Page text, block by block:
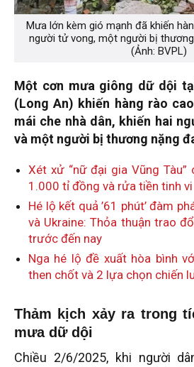
Mưa lớn kèm gió mạnh đã khiến
người tử vong, một người bị
(Ảnh: BVPL)
Một cơn mưa giông dữ dội
(Long An) khiến hàng rào
mái che nhà dân, khiến hai
và một người bị thương nặng
Xét xử “nữ đại gia Vũng Tàu”
1.000 tỉ đồng và rửa tiền tinh vi
Hé lộ kết quả ’61 phút’ đàm
và Ukraine: Thỏa thuận trao
trước đến nay
Nga hé lộ đề xuất hòa bình
then chốt và 2 lựa chọn chiến
Thảm kịch xảy ra trong
mưa dữ dội
Chiều 2/6/2025, khi người